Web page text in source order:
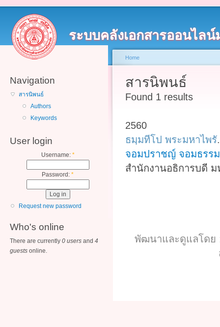
ระบบคลังเอกสารออนไล
Navigation
สารนิพนธ์
Authors
Keywords
User login
Username: *
Password: *
Request new password
Who's online
There are currently 0 users and 4
guests online.
Home
สารนิพนธ์
Found 1 results
2560
ธมฺมทีโป พระมหาไพรั
จอมปราชญ์ จอมธรรม
สำนักงานอธิการบดี
พัฒนาและดูแลโดย